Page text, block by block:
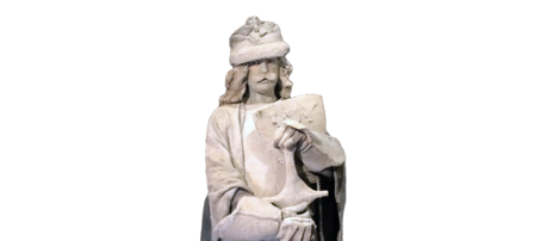
HISTORIE STEEN
102 Zandgraaf